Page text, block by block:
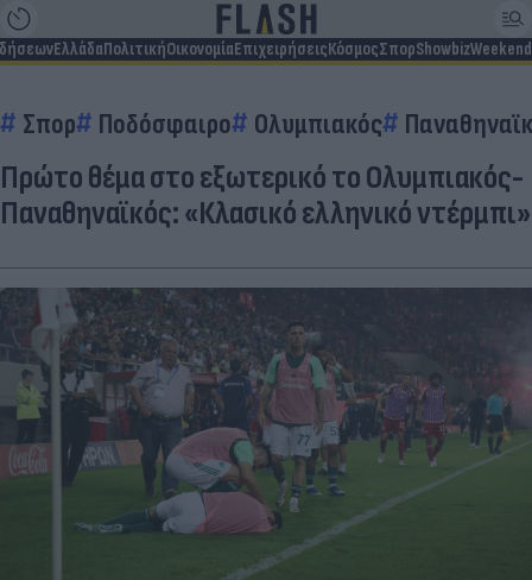
ΕλλάδαΠολιτικήΟικονομίαΕπιχειρήσειςΚόσμοςΣπορShowbizWeekend
Σπορ Ποδόσφαιρο Ολυμπιακός
Πρώτο θέμα στο εξωτερικό το Ολυμπιακός-
Παναθηναϊκός: «Κλασικό ελληνικό ντέρμπι»